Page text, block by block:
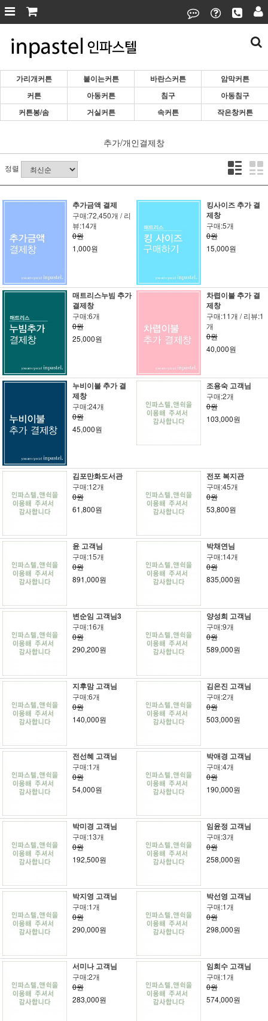
가리개커튼 붙이는커튼 바란스커튼
암막커튼
커튼
아동커튼 침구
아동침구
커튼봉/솜
거실커튼 속커튼 작은창커튼
추가/개인결제창
정렬
추가금액 결제
구매:72,450개 / 리
뷰:14개
0원
1,000원
킹사이즈 추가 결
제창
구매:5개
0원
15,000원
매트리스누빔 추가
결제창
구매:6개
0원
25,000원
차렵이불 추가 결
제창
구매:11개 / 리뷰:1
개
0원
40,000원
누비이불 추가 결
제창
구매:24개
0원
45,000원
조용숙 고객님
구매:2개
0원
103,000원
김포만화도서관
구매:12개
0원
61,800원
전포 복지관
구매:45개
0원
53,800원
윤 고객님
구매:15개
0원
891,000원
박채연님
구매:14개
0원
835,000원
변순임 고객님3
구매:16개
0원
290,200원
양성희 고객님
구매:9개
0원
589,000원
지후맘 고객님
구매:6개
0원
140,000원
김은진 고객님
구매:2개
0원
503,000원
전선혜 고객님
구매:1개
0원
54,000원
박애경 고객님
구매:4개
0원
190,000원
박미경 고객님
구매:13개
0원
192,500원
임윤정 고객님
구매:3개
0원
258,000원
박지영 고객님
구매:1개
0원
290,000원
박선영 고객님
구매:1개
0원
298,000원
서미나 고객님
구매:2개
0원
283,000원
임희수 고객님
구매:1개
0원
574,000원